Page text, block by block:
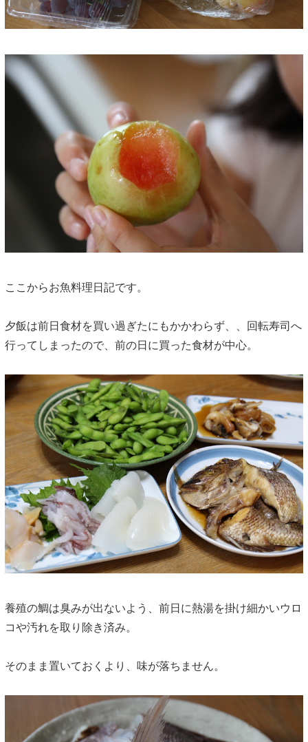
ここからお魚料理日記です。
夕飯は前日食材を買い過ぎたにもかかわらず、、回転寿司へ
行ってしまったので、前の日に買った食材が中心。
養殖の鯛は臭みが出ないよう、前日に熱湯を掛け細かいウロ
コや汚れを取り除き済み。
そのまま置いておくより、味が落ちません。